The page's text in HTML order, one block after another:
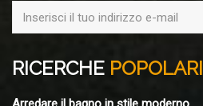
RICERCHE POPOLARI